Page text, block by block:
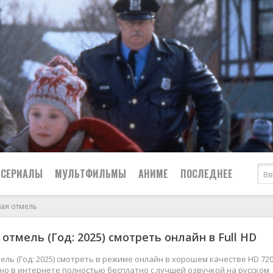
Боевики
Военные
Мелодрамы
Приключения
СЕРИАЛЫ МУЛЬТФИЛЬМЫ АНИМЕ ПОСЛЕДНЕЕ
2024
отмель
(Год: 2025) смотреть онлайн в Full HD
(Год: 2025) смотреть в режиме онлайн в хорошем качестве HD
в интернете полностью бесплатно с лучшей озвучкой на русском